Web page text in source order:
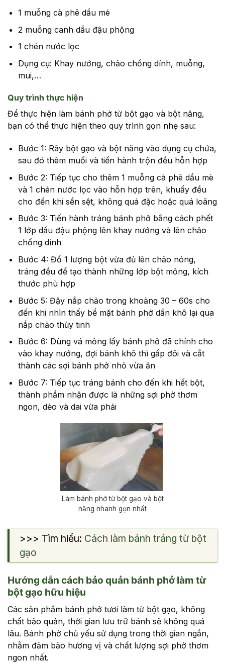
1 muỗng cà phê dầu mè
2 muỗng canh dầu đậu phộng
1 chén nước lọc
Dụng cụ: Khay nướng, chảo chống dính, muỗng,
mui,…
Quy trình thực hiện
Để thực hiện làm bánh phở từ bột gạo và bột năng,
bạn có thể thực hiện theo quy trình gọn nhẹ sau:
Bước 1: Rây bột gạo và bột năng vào dụng cụ chứa,
sau đó thêm muối và tiến hành trộn đều hỗn hợp
Bước 2: Tiếp tục cho thêm 1 muỗng cà phê dầu mè
và 1 chén nước lọc vào hỗn hợp trên, khuấy đều
cho đến khi sền sệt, không quá đặc hoặc quá loãng
Bước 3: Tiến hành tráng bánh phở bằng cách phết
1 lớp dầu đậu phộng lên khay nướng và lên chảo
chống dính
Bước 4: Đổ 1 lượng bột vừa đủ lên chảo nóng,
tráng đều để tạo thành những lớp bột mỏng, kích
thước phù hợp
Bước 5: Đậy nắp chảo trong khoảng 30 – 60s cho
đến khi nhìn thấy bề mặt bánh phở dần khô lại qua
nắp chảo thủy tinh
Bước 6: Dùng vá mỏng lấy bánh phở đã chính cho
vào khay nướng, đợi bánh khô thì gấp đôi và cắt
thành các sợi bánh phở nhỏ vừa ăn
Bước 7: Tiếp tục tráng bánh cho đến khi hết bột,
thành phẩm nhận được là những sợi phở thơm
ngon, dẻo và dai vừa phải
Làm bánh phở từ bột gạo và bột
năng nhanh gọn nhất
>>> Tìm hiểu: Cách làm bánh tráng từ bột
gạo
Hướng dẫn cách bảo quản bánh phở làm từ
bột gạo hữu hiệu
Các sản phẩm bánh phở tươi làm từ bột gạo, không
chất bảo quản, thời gian lưu trữ bánh sẽ không quá
lâu. Bánh phở chủ yếu sử dụng trong thời gian ngắn,
nhằm đảm bảo hương vị và chất lượng sợi phở thơm
ngon nhất.